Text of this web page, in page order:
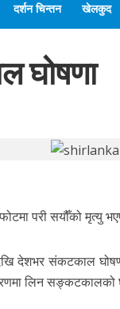
दर्शन चिन्तन खेलकुद
घोषणा
परी सयौँको मृत्यु
देशभर संकटकाल
लिन सङ्कटकालको